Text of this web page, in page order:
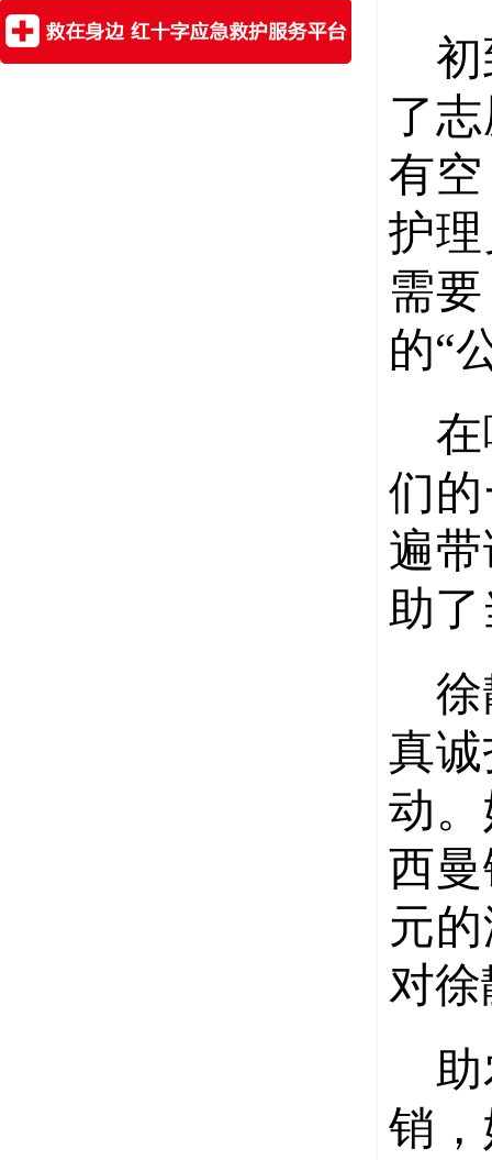
了
有
护
需
的“
们
遍
助了
真
动
西
元
对
销